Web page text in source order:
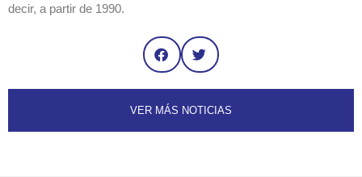
decir, a partir de 1990.
VER MÁS NOTICIAS